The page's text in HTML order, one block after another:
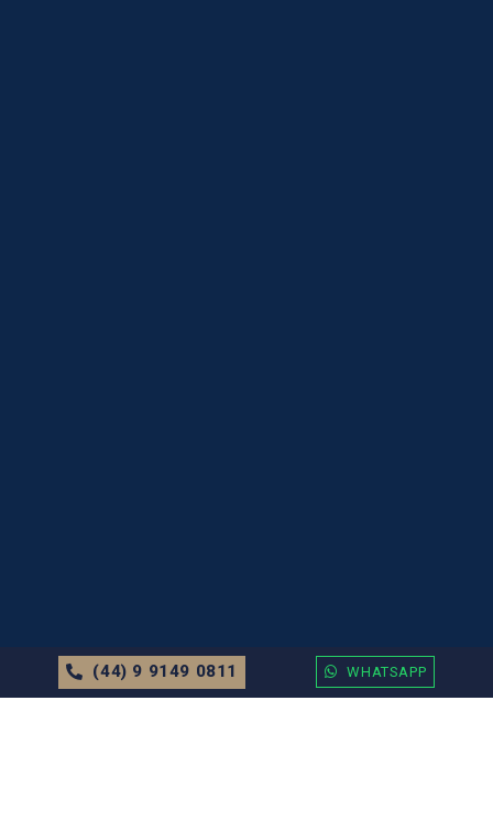
(44) 9 9149 0811 WHATSAPP